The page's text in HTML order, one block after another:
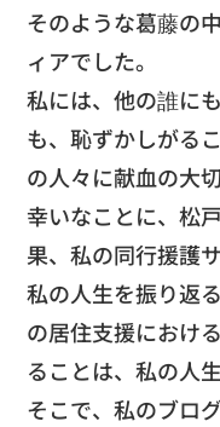
そのような葛藤の
ィアでした。
私には、他の誰に
も、 恥ずかしがる
の人々に献血の大
幸いなことに、松
果、 私の同行援護
私の人生を振り返る
の居住支援におけ
ることは、 私の人
そこで、私のブロ